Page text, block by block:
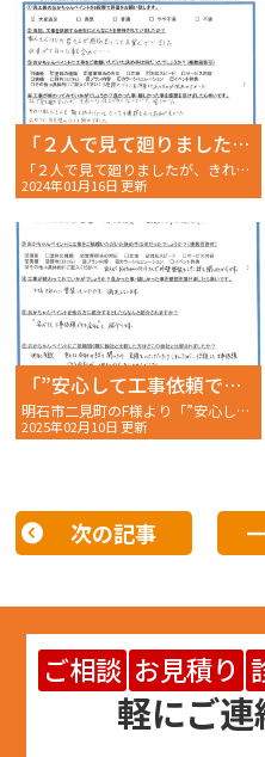
「２人で見て廻りましたが、きれいな仕上がりになっていて嬉しかった」
「２人で見て廻りましたが、きれいな仕上がりになっていて嬉しかった」〜完工後アンケート〜
2024年01月16日 更新
「”安心して工事依頼できる会社”と紹介します。」
明石市二見町のF様より「”安心して工事依頼できる会社”と紹介します。」〜完工後アンケート〜
2025年02月10日 更新
次の記事
ご相談 お見積り
軽にご